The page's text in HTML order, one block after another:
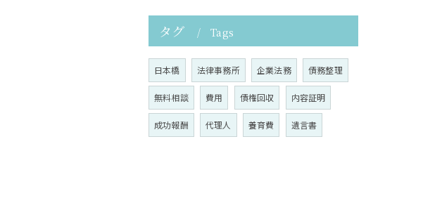
タグ Tags
日本橋 法律事務所 企業法務 債務整理
無料相談 費用 債権回収 内容証明
成功報酬 代理人 養育費 遺言書